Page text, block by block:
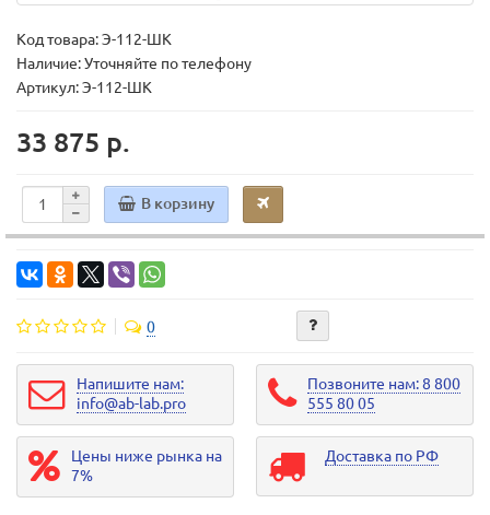
Код товара:Э-112-ШК
Наличие: Уточняйте по телефону
Артикул: Э-112-ШК
33 875 р.
В корзину
0
Напишите нам:
info@ab-lab.pro
Позвоните нам: 8 800
555 80 05
Цены ниже рынка на
7%
Доставка по РФ